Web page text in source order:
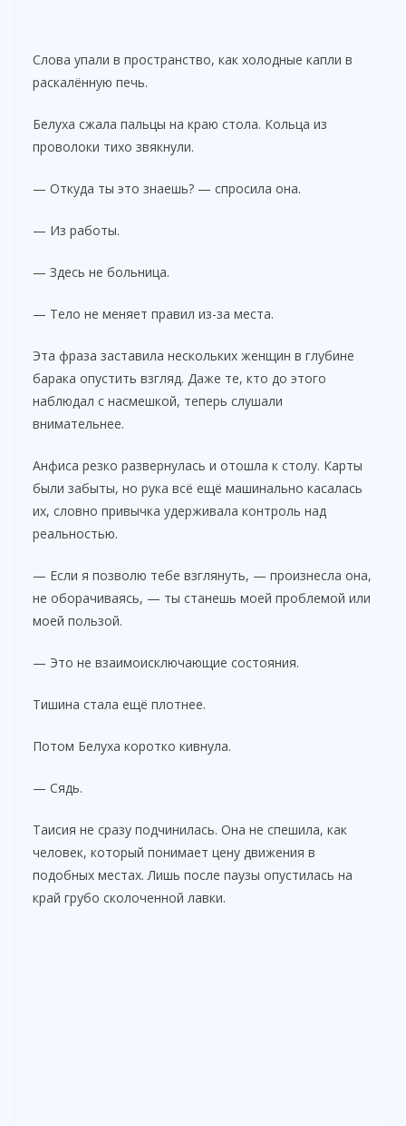
Слова упали в пространство, как холодные капли в
раскалённую печь.
Белуха сжала пальцы на краю стола. Кольца из
проволоки тихо звякнули.
— Откуда ты это знаешь? — спросила она.
— Из работы.
— Здесь не больница.
— Тело не меняет правил из-за места.
Эта фраза заставила нескольких женщин в глубине
барака опустить взгляд. Даже те, кто до этого
наблюдал с насмешкой, теперь слушали
внимательнее.
Анфиса резко развернулась и отошла к столу. Карты
были забыты, но рука всё ещё машинально касалась
их, словно привычка удерживала контроль над
реальностью.
— Если я позволю тебе взглянуть, — произнесла она,
не оборачиваясь, — ты станешь моей проблемой или
моей пользой.
— Это не взаимоисключающие состояния.
Тишина стала ещё плотнее.
Потом Белуха коротко кивнула.
— Сядь.
Таисия не сразу подчинилась. Она не спешила, как
человек, который понимает цену движения в
подобных местах. Лишь после паузы опустилась на
край грубо сколоченной лавки.